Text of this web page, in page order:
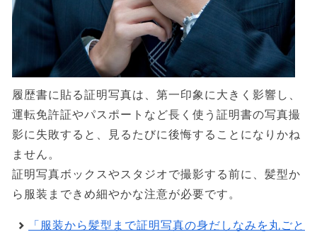
履歴書に貼る証明写真は、第一印象に大きく影響し、
運転免許証やパスポートなど長く使う証明書の写真撮
影に失敗すると、見るたびに後悔することになりかね
ません。
証明写真ボックスやスタジオで撮影する前に、髪型か
ら服装まできめ細やかな注意が必要です。
「服装から髪型まで証明写真の身だしなみを丸ごと